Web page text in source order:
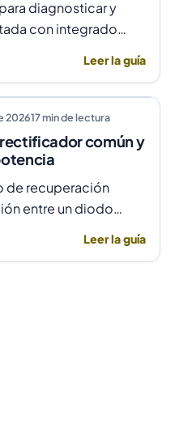
diagnosticar y
con integrado
Leer la guía
202617min de lectura
común y
de recuperación
entre un diodo
Leer la guía